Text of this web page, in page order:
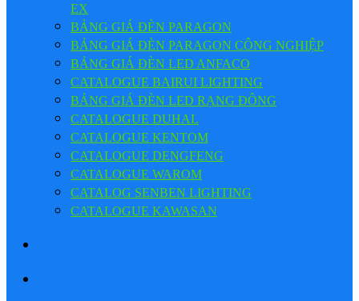
EX
BẢNG GIÁ ĐÈN PARAGON
BẢNG GIÁ ĐÈN PARAGON CÔNG NGHIỆP
BẢNG GIÁ ĐÈN LED ANFACO
CATALOGUE BAIRUI LIGHTING
BẢNG GIÁ ĐÈN LED RẠNG ĐÔNG
CATALOGUE DUHAL
CATALOGUE KENTOM
CATALOGUE DENGFENG
CATALOGUE WAROM
CATALOG SENBEN LIGHTING
CATALOGUE KAWASAN